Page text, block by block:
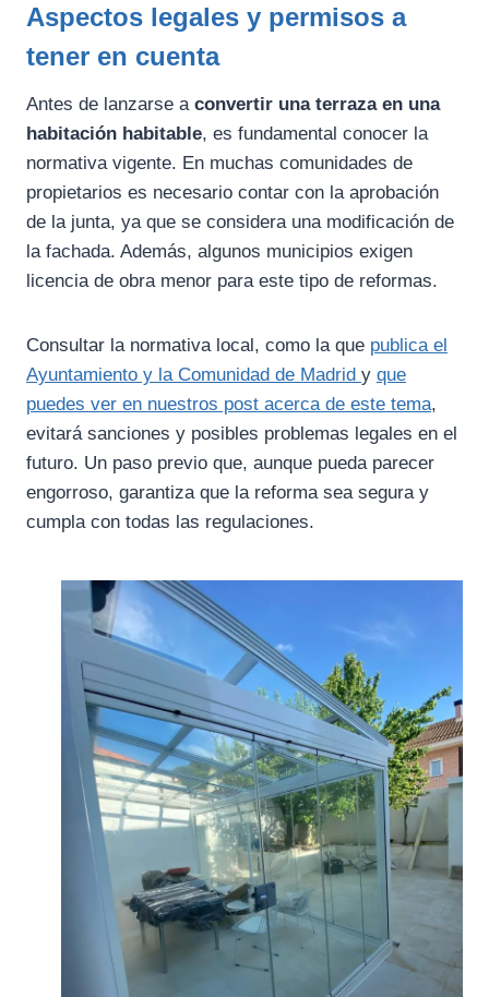
Aspectos legales y permisos a
tener en cuenta
Antes de lanzarse a convertir una terraza en una
habitación habitable, es fundamental conocer la
normativa vigente. En muchas comunidades de
propietarios es necesario contar con la aprobación
de la junta, ya que se considera una modificación de
la fachada. Además, algunos municipios exigen
licencia de obra menor para este tipo de reformas.
Consultar la normativa local, como la que publica el
Ayuntamiento y la Comunidad de Madrid y que
puedes ver en nuestros post acerca de este tema,
evitará sanciones y posibles problemas legales en el
futuro. Un paso previo que, aunque pueda parecer
engorroso, garantiza que la reforma sea segura y
cumpla con todas las regulaciones.